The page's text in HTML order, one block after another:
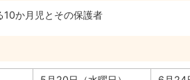
10か月児とその保護者